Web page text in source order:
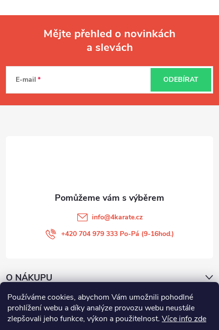
Používáme cookies, abychom Vám umožnili pohodlné
prohlížení webu a díky analýze provozu webu neustále
zlepšovali jeho funkce, výkon a použitelnost. Více info zde
u
p
Mějte přehled o novinkách
a slevách
E-mail ODEBÍRAT
info@4karate.cz
+420 704 979 333 Po-Pá (9-16hod.)
O NÁKUPU
Facebook